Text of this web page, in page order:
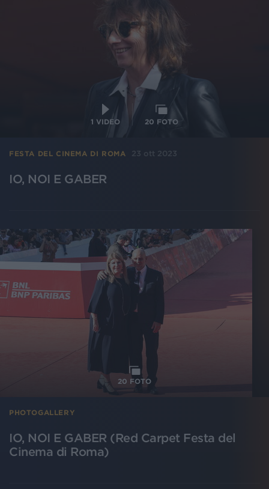
FESTA DEL CINEMA DI ROMA 23 ott 2023
IO, NOI E GABER
1 VIDEO 20 FOTO
PHOTOGALLERY
IO, NOI E GABER (Red Carpet Festa del
Cinema di Roma)
20 FOTO